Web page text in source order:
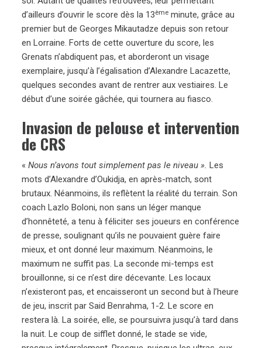
d’ailleurs d’ouvrir le score dès la 13ème minute, grâce au
premier but de Georges Mikautadze depuis son retour
en Lorraine. Forts de cette ouverture du score, les
Grenats n’abdiquent pas, et aborderont un visage
exemplaire, jusqu’à l’égalisation d’Alexandre Lacazette,
quelques secondes avant de rentrer aux vestiaires. Le
début d’une soirée gâchée, qui tournera au fiasco.
Invasion de pelouse et intervention
de CRS
«Nous n’avons tout simplement pas le niveau ».Les
mots d’Alexandre d’Oukidja, en après-match, sont
brutaux. Néanmoins, ils reflètent la réalité du terrain. Son
coach Lazlo Boloni, non sans un léger manque
d’honnêteté, a tenu à féliciter ses joueurs en conférence
de presse, soulignant qu’ils ne pouvaient guère faire
mieux, et ont donné leur maximum. Néanmoins, le
maximum ne suffit pas. La seconde mi-temps est
brouillonne, si ce n’est dire décevante. Les locaux
n’existeront pas, et encaisseront un second but à l’heure
de jeu, inscrit par Said Benrahma, 1-2. Le score en
restera là. La soirée, elle, se poursuivra jusqu’à tard dans
la nuit. Le coup de sifflet donné, le stade se vide,